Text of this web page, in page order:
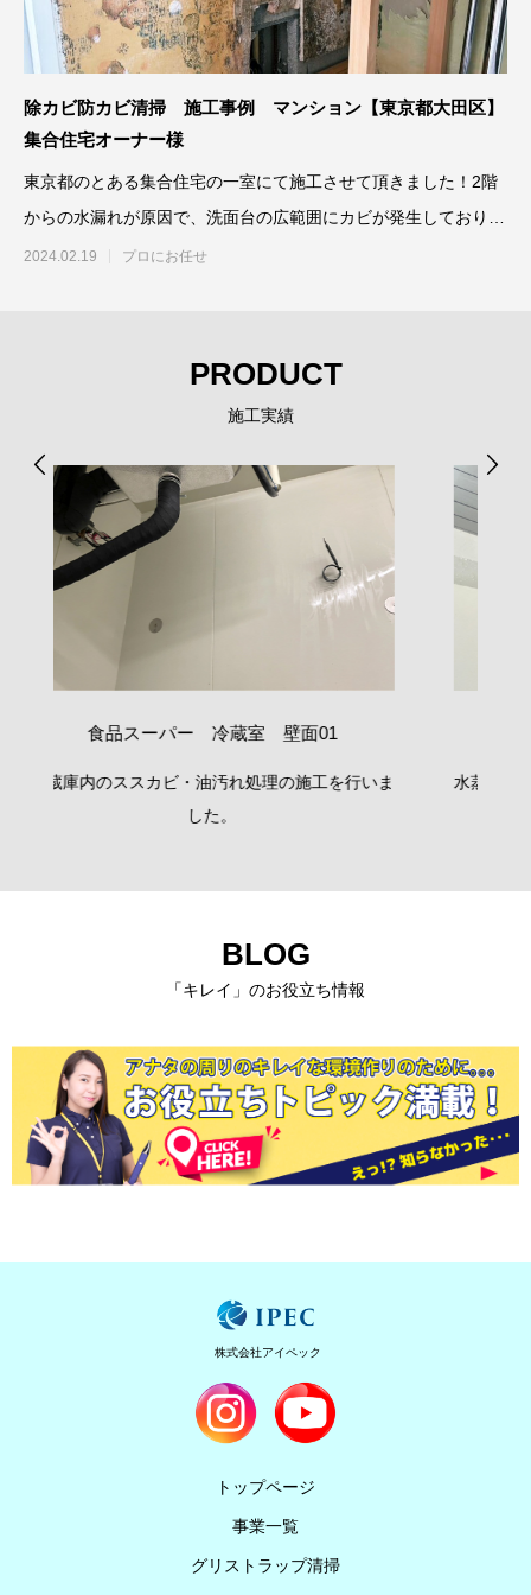
除カビ防カビ清掃 施工事例 マンション【東京都大田区】
集合住宅オーナー様
東京都のとある集合住宅の一室にて施工させて頂きました！2階
からの水漏れが原因で、洗面台の広範囲にカビが発生しておりま
したが…‥、
2024.02.19 プロにお任せ
PRODUCT
施工実績
理の施工を行いま
社員寮浴室 天井
水蒸気が出やすい場所に広がったカビを弊
BLOG
「キレイ」のお役立ち情報
株式会社アイペック
トップページ
事業一覧
グリストラップ清掃